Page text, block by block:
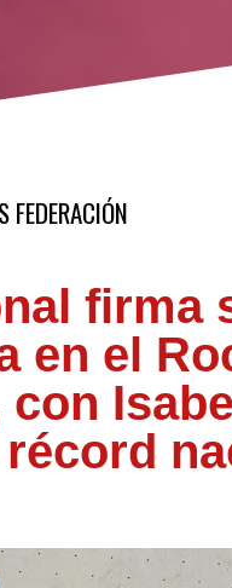
FEDERACIÓN
firma
en el